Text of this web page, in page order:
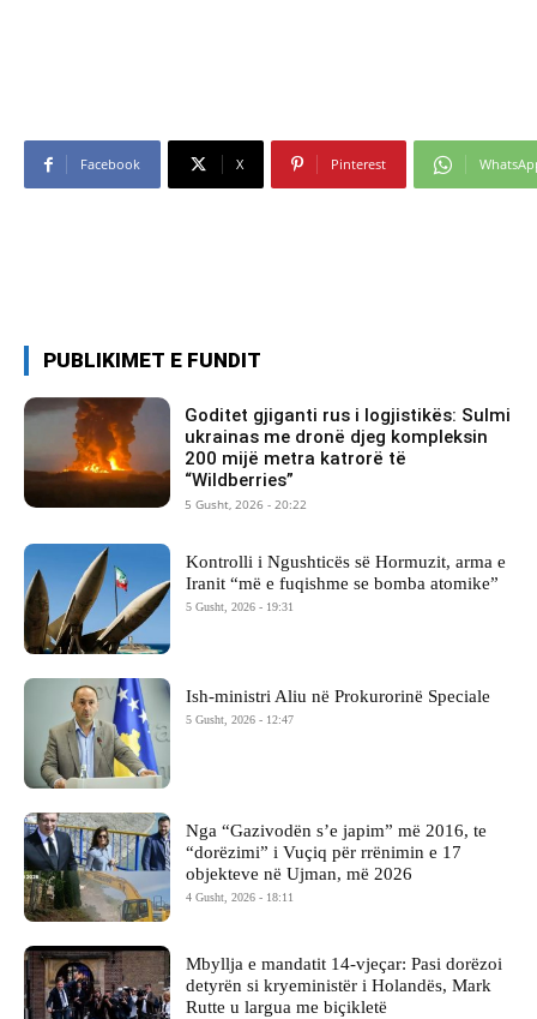
Facebook X Pinterest
PUBLIKIMET E FUNDIT
Goditet gjiganti rus i logjistikës: Sulmi
ukrainas me dronë djeg kompleksin
200 mijë metra katrorë të
“Wildberries”
5 Gusht, 2026 - 20:22
Kontrolli i Ngushticës së Hormuzit, arma e
Iranit “më e fuqishme se bomba atomike”
5 Gusht, 2026 - 19:31
Ish-ministri ​Aliu në Prokurorinë Speciale
5 Gusht, 2026 - 12:47
Nga “Gazivodën s’e japim” më 2016, te
“dorëzimi” i Vuçiq për rrënimin e 17
objekteve në Ujman, më 2026
4 Gusht, 2026 - 18:11
Mbyllja e mandatit 14-vjeçar: Pasi dorëzoi
detyrën si kryeministër i Holandës, Mark
Rutte u largua me biçikletë